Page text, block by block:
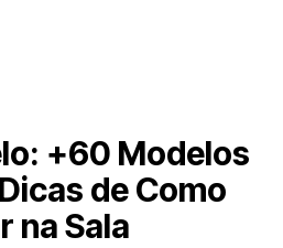
+60 Modelos
de Como
na Sala